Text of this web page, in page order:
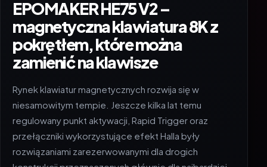
EPOMAKER HE75 V2 –
magnetyczna klawiatura 8K z
pokrętłem, które można
zamienić na klawisze
Rynek klawiatur magnetycznych rozwija się w
niesamowitym tempie. Jeszcze kilka lat temu
regulowany punkt aktywacji, Rapid Trigger oraz
przełączniki wykorzystujące efekt Halla były
rozwiązaniami zarezerwowanymi dla drogich